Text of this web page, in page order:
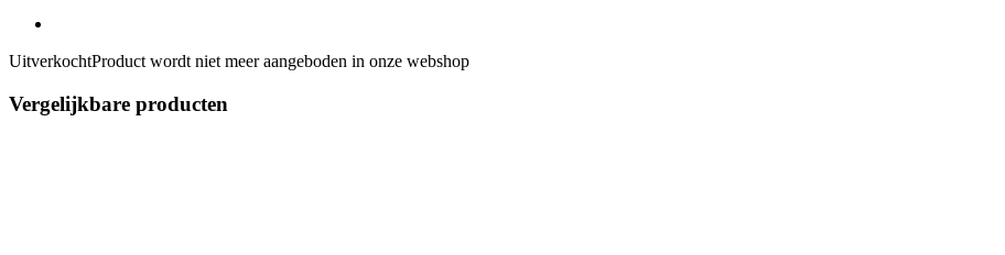
UitverkochtProduct wordt niet meer aangeboden in onze webshop
Vergelijkbare producten